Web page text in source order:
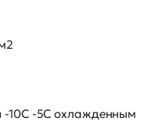
10C -5C охлажденным